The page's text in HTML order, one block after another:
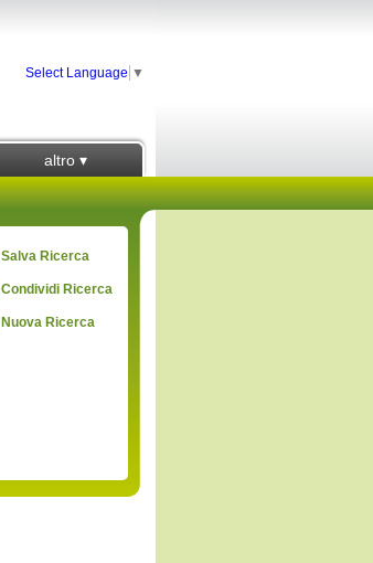
altro ▾
Select Language ▼
Salva Ricerca
Condividi Ricerca
Nuova Ricerca